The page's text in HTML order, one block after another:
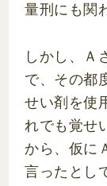
量刑にも関
しかし、Ａ
で、その都
せい剤を使
れでも覚せ
から、仮に
言ったとし